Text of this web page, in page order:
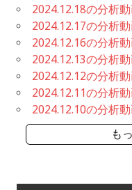
2024.12.18の分析
2024.12.17の分析
2024.12.16の分析
2024.12.13の分析
2024.12.12の分析
2024.12.11の分析
2024.12.10の分析
も